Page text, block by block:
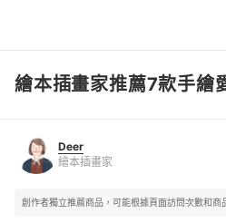
Deer
繪本插畫家
繪本插畫家推薦7款手繪
Deer
繪本插畫家
創作者獨立推薦商品，可能根據頁面訪問次數和商